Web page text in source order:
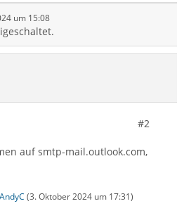
um 15:08
#2
auf smtp-mail.outlook.com,
AndyC (3. Oktober 2024 um 17:31)